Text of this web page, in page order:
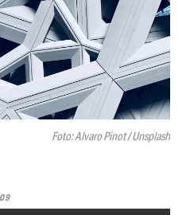
Foto: Alvaro Pinot / Unsplash